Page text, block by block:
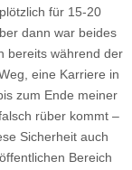
für 15-20
dann war beides
bereits während der
eine Karriere in
zum Ende meiner
rüber kommt –
Sicherheit auch
Bereich